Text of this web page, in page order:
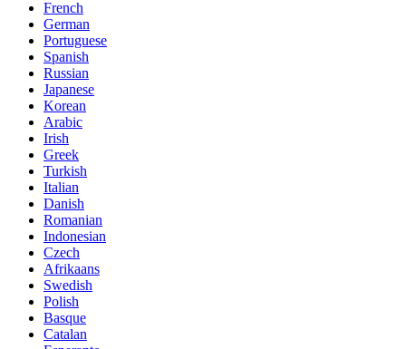
French
German
Portuguese
Spanish
Russian
Japanese
Korean
Arabic
Irish
Greek
Turkish
Italian
Danish
Romanian
Indonesian
Czech
Afrikaans
Swedish
Polish
Basque
Catalan